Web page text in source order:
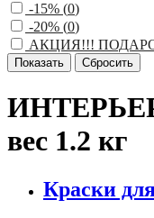
-15% (0)
-20% (0)
АКЦИЯ!!!
вес 1.2 кг
Краски